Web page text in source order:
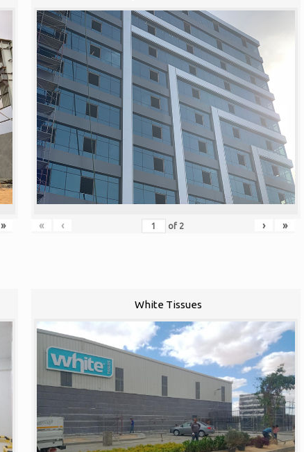
» « ‹ of 2 › »
White Tissues